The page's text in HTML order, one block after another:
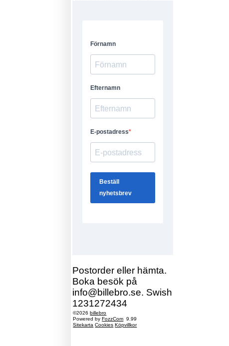
Postorder eller hämta.
Boka besök på
info@billebro.se. Swish
1231272434
©2026billebro
Powered byFozzCom 9.99
Sitekarta Cookies Köpvillkor